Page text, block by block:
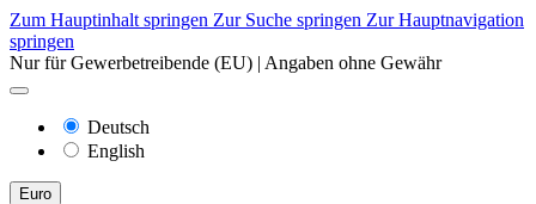
Zum Hauptinhalt springen Zur Suche springen Zur Hauptnavigation
springen
Nur für Gewerbetreibende (EU) | Angaben ohne Gewähr
Deutsch
English
Euro